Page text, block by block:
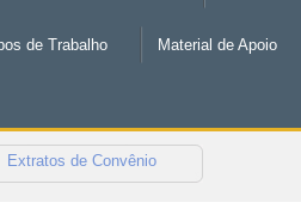
de Trabalho Material de Apoio
Extratos de Convênio